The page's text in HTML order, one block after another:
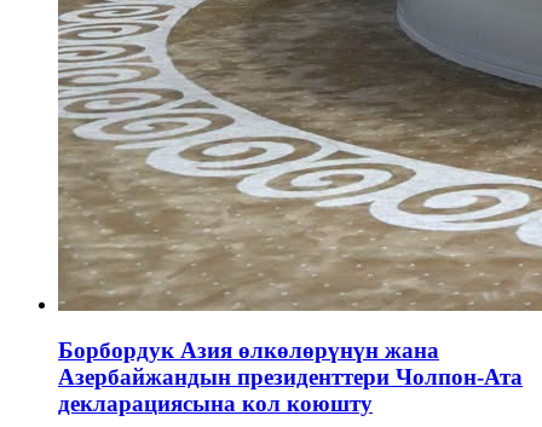
Борбордук Азия өлкөлөрүнүн жана
Азербайжандын президенттери Чолпон-Ата
декларациясына кол коюшту